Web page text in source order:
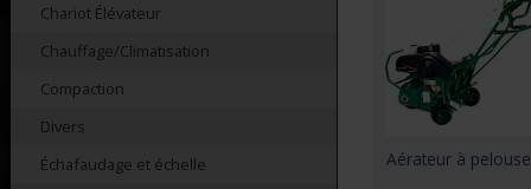
Chariot Élévateur
Chauffage/Climatisation
Compaction
Divers
Échafaudage et échelle
Aérateur à pelouse